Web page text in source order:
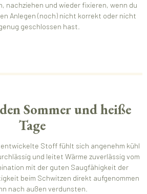
nachziehen und wieder fixieren, wenn du
Anlegen (noch) nicht korrekt oder nicht
geschlossen hast.
Sommer und heiße
Tage
entwickelte Stoff fühlt sich angenehm kühl
und leitet Wärme zuverlässig vom
mit der guten Saugfähigkeit der
beim Schwitzen direkt aufgenommen
nach außen verdunsten.